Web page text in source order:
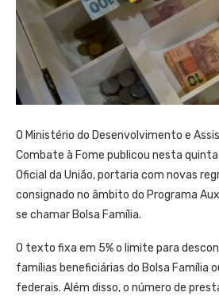
O Ministério do Desenvolvimento e
Combate à Fome publicou nesta
Oficial da União, portaria com novas
consignado no âmbito do Programa
se chamar Bolsa Família.
O texto fixa em 5% o limite para
famílias beneficiárias do Bolsa Família
federais. Além disso, o número de